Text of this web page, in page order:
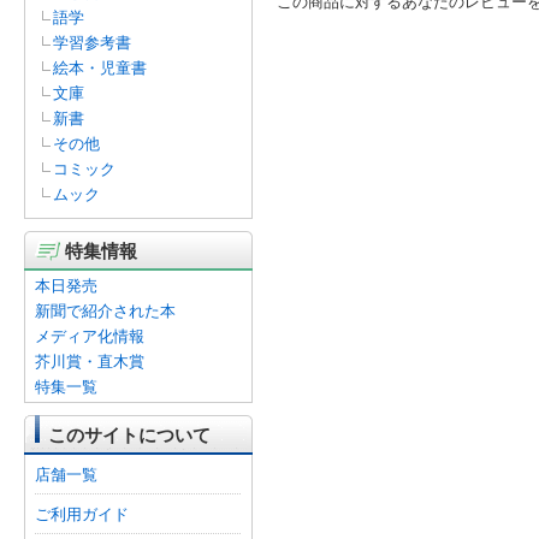
語学
学習参考書
絵本・児童書
文庫
新書
その他
コミック
ムック
特集情報
本日発売
新聞で紹介された本
メディア化情報
芥川賞・直木賞
特集一覧
このサイトについて
店舗一覧
ご利用ガイド